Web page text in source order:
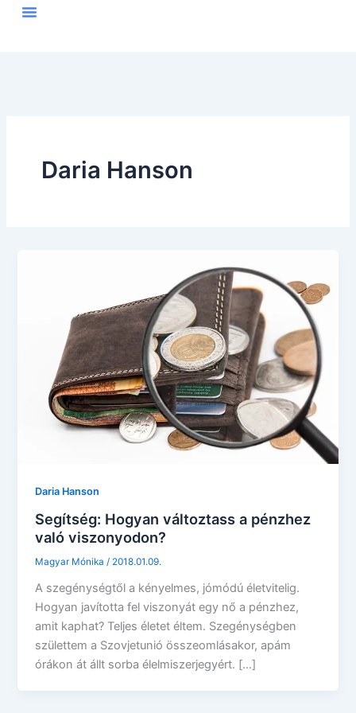
Daria Hanson
Daria Hanson
Segítség: Hogyan változtass a pénzhez
való viszonyodon?
Magyar Mónika / 2018.01.09.
A szegénységtől a kényelmes, jómódú életvitelig.
Hogyan javította fel viszonyát egy nő a pénzhez,
amit kaphat? Teljes életet éltem. Szegénységben
születtem a Szovjetunió összeomlásakor, apám
órákon át állt sorba élelmiszerjegyért. […]